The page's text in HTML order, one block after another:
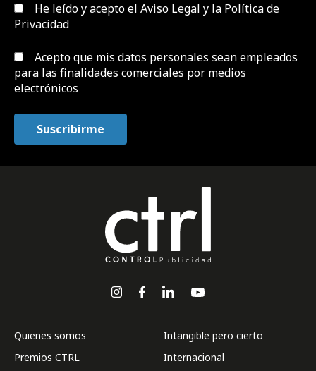
He leído y acepto el Aviso Legal y la Política de
Privacidad
Acepto que mis datos personales sean empleados
para las finalidades comerciales por medios
electrónicos
Quienes somos
Premios CTRL
Intangible pero cierto
Internacional